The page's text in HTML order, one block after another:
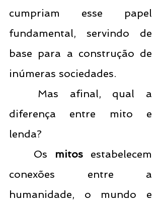
cumpriam esse papel
fundamental, servindo de
base para a construção de
inúmeras sociedades.
diferença entre mito e
lenda?
	Os
mitos estabelecem
conexões entre a
humanidade, o mundo e